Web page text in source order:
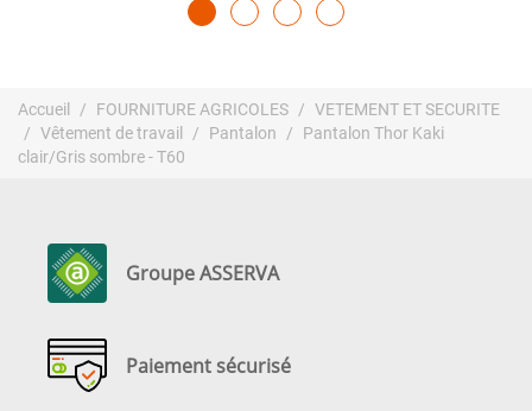
Accueil FOURNITURE AGRICOLES
VETEMENT ET SECURITE
Vêtement de travail
Pantalon
Pantalon Thor Kaki
clair/Gris sombre - T60
Groupe ASSERVA
Paiement sécurisé